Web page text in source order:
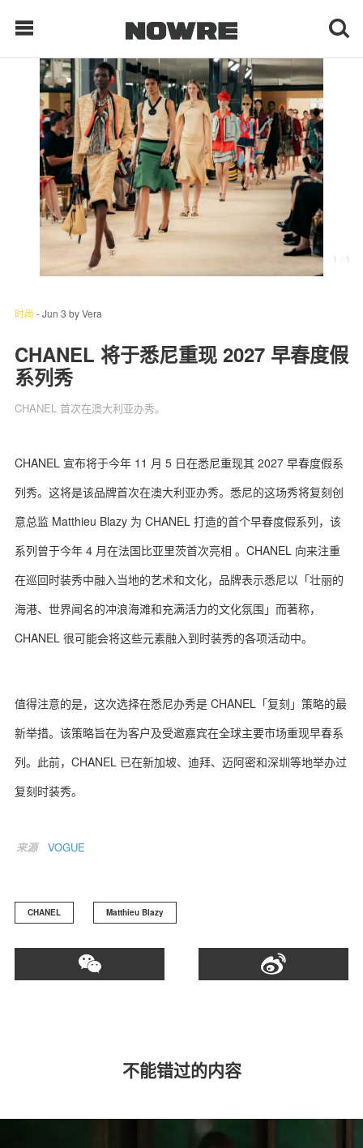
每日鲜榨
现客视点
每日栏目
时 尚
球 鞋
科 技
1 / 1
时尚 -Jun 3 byVera
CHANEL 将于悉尼重现 2027 早春度假
系列秀
CHANEL 首次在澳大利亚办秀。
CHANEL 宣布将于今年 11 月 5 日在悉尼重现其 2027 早春度假系
列秀。这将是该品牌首次在澳大利亚办秀。悉尼的这场秀将复刻创
意总监 Matthieu Blazy 为 CHANEL 打造的首个早春度假系列，该
系列曾于今年 4 月在法国比亚里茨首次亮相 。CHANEL 向来注重
在巡回时装秀中融入当地的艺术和文化，品牌表示悉尼以「壮丽的
海港、世界闻名的冲浪海滩和充满活力的文化氛围」‌而著称，
CHANEL 很可能会将这些元素融入到时装秀的各项活动中。
值得注意的是，这次选择在悉尼办秀是 CHANEL「复刻」‌策略的最
新举措。该策略旨在为客户及受邀嘉宾在全球主要市场重现早春系
列。此前，CHANEL 已在新加坡、迪拜、迈阿密和深圳等地举办过
复刻时装秀。
来源 VOGUE
CHANEL Matthieu Blazy
不能错过的内容